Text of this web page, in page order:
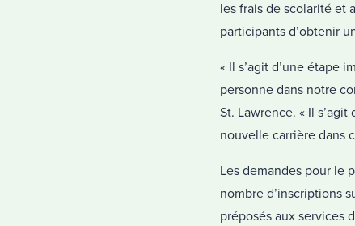
les frais de scolarité et
participants d’obtenir
« Il s’agit d’une étape
personne dans notre
St. Lawrence. « Il
nouvelle carrière dans
Les demandes pour le
nombre d’inscriptions
préposés aux services